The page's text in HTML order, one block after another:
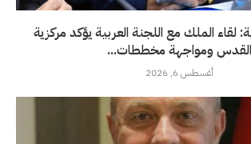
لقاء الملك مع اللجنة العربية يؤكد مركزية
القدس ومواجهة مخططات...
أغسطس 6, 2026